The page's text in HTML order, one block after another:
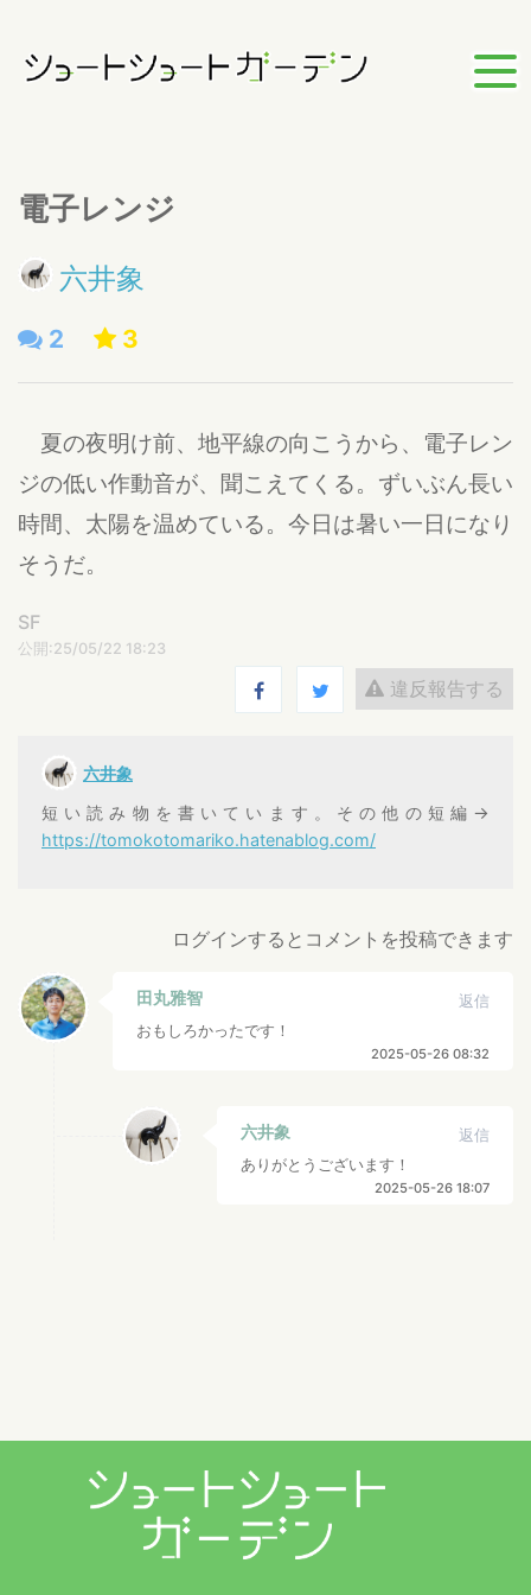
電子レンジ
六井象
2 3
夏の夜明け前、地平線の向こうから、電子レン
ジの低い作動音が、聞こえてくる。ずいぶん長い
時間、太陽を温めている。今日は暑い一日になり
そうだ。
SF
公開:25/05/22 18:23
違反報告する
六井象
短い読み物を書いています。その他の短編→
https://tomokotomariko.hatenablog.com/
ログインするとコメントを投稿できます
田丸雅智
返信
おもしろかったです！
2025-05-26 08:32
六井象
返信
ありがとうございます！
2025-05-26 18:07